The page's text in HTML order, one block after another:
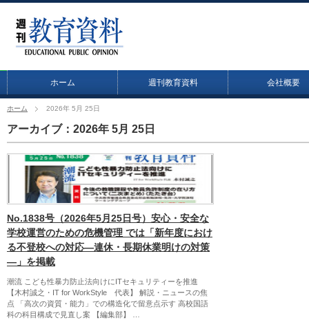
ホーム 週刊教育資料 会社概要
ホーム 2026年 5月 25日
アーカイブ：2026年 5月 25日
No.1838号（2026年5月25日号）安心・安全な
学校運営のための危機管理 では「新年度におけ
る不登校への対応―連休・長期休業明けの対策
―」を掲載
潮流 こども性暴力防止法向けにITセキュリティーを推進
【木村誠之・IT for WorkStyle 代表】 解説・ニュースの焦
点 「高次の資質・能力」での構造化で留意点示す 高校国語
科の科目構成で見直し案 【編集部】 …